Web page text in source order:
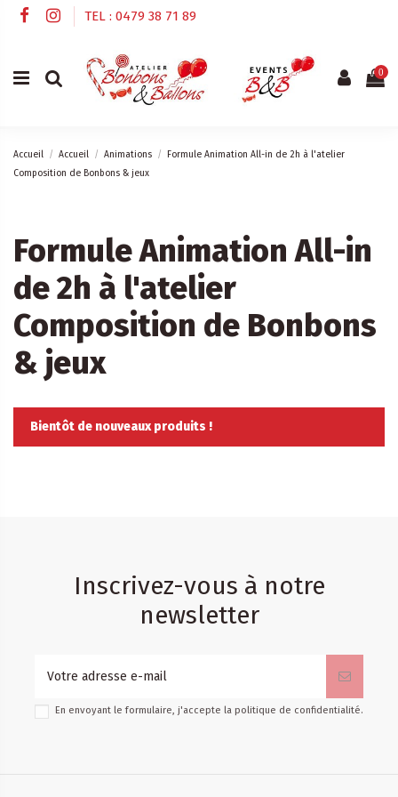
TEL : 0479 38 71 89
0
Accueil Accueil Animations
Formule Animation All-in de 2h à l'atelier
Composition de Bonbons & jeux
Formule Animation All-in
de 2h à l'atelier
Composition de Bonbons
& jeux
Bientôt de nouveaux produits !
Inscrivez-vous à notre
newsletter
En envoyant le formulaire, j'accepte la politique de confidentialité.